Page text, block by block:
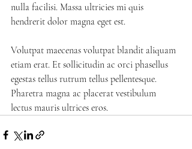
nulla facilisi. Massa ultricies mi quis
hendrerit dolor magna eget est.
Volutpat maecenas volutpat blandit aliquam
etiam erat. Et sollicitudin ac orci phasellus
egestas tellus rutrum tellus pellentesque.
Pharetra magna ac placerat vestibulum
lectus mauris ultrices eros.